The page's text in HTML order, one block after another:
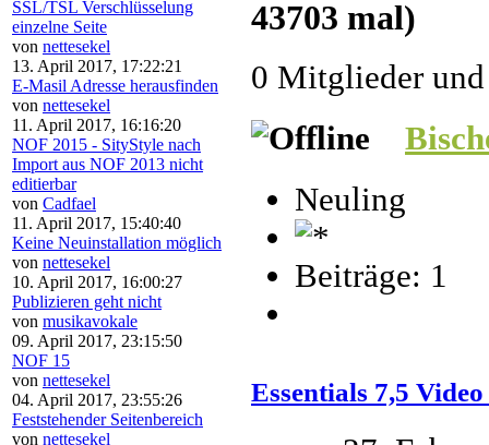
SSL/TSL Verschlüsselung
einzelne Seite
von nettesekel
13. April 2017, 17:22:21
E-Masil Adresse herausfinden
von nettesekel
11. April 2017, 16:16:20
NOF 2015 - SityStyle nach
Import aus NOF 2013 nicht
editierbar
von Cadfael
11. April 2017, 15:40:40
Keine Neuinstallation möglich
von nettesekel
10. April 2017, 16:00:27
Publizieren geht nicht
von musikavokale
09. April 2017, 23:15:50
NOF 15
von nettesekel
04. April 2017, 23:55:26
Feststehender Seitenbereich
von nettesekel
43703 mal)
0 Mitglieder und
Neuling
Beiträge: 1
Essentials 7,5